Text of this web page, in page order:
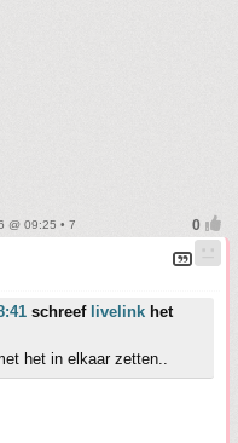
@ 09:25 • 7
schreef livelink het
het in elkaar zetten..